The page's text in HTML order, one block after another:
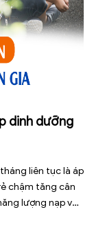
dinh dưỡng
liên tục là áp
chậm tăng cân
lượng nạp vào